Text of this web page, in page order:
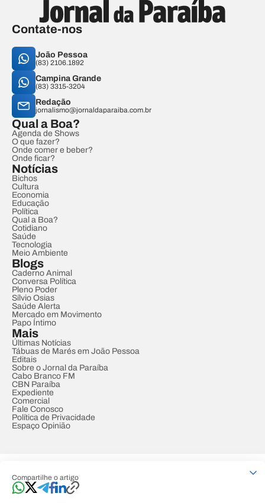
Compartilhe o artigo
Contate-nos
João Pessoa
(83) 2106.1892
Campina Grande
(83) 3315-3204
Redação
jornalismo@jornaldaparaiba.com.br
Qual a Boa?
Agenda de Shows
O que fazer?
Onde comer e beber?
Onde ficar?
Notícias
Bichos
Cultura
Economia
Educação
Política
Qual a Boa?
Cotidiano
Saúde
Tecnologia
Meio Ambiente
Blogs
Caderno Animal
Conversa Política
Pleno Poder
Sílvio Osias
Saúde Alerta
Mercado em Movimento
Papo Íntimo
Mais
Últimas Notícias
Tábuas de Marés em João Pessoa
Editais
Sobre o Jornal da Paraíba
Cabo Branco FM
CBN Paraíba
Expediente
Comercial
Fale Conosco
Política de Privacidade
Espaço Opinião
Developed by Designed by